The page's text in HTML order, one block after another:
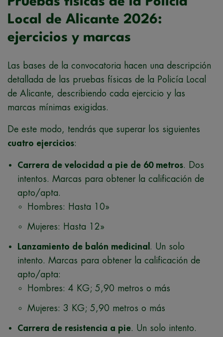
Local de Alicante 2026:
ejercicios y marcas
Las bases de la convocatoria hacen una descripción
detallada de las pruebas físicas de la Policía Local
de Alicante, describiendo cada ejercicio y las
marcas mínimas exigidas.
De este modo, tendrás que superar los siguientes
cuatro ejercicios:
Carrera de velocidad a pie de 60 metros. Dos
intentos. Marcas para obtener la calificación de
apto/apta.
Hombres: Hasta 10»
Mujeres: Hasta 12»
Lanzamiento de balón medicinal . Un solo
intento. Marcas para obtener la calificación de
apto/apta:
Hombres: 4 KG; 5,90 metros o más
Mujeres: 3 KG; 5,90 metros o más
Carrera de resistencia a pie. Un solo intento.